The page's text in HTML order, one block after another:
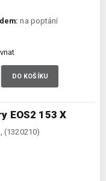
EOS2 153 X
(1320210)
na poptání
DO KOŠÍKU